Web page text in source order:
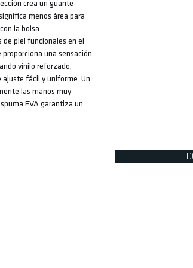
crea un guante
menos área para
la bolsa.
de piel funcionales en el
una sensación
vinilo reforzado,
ajuste fácil y uniforme. Un
las manos muy
EVA garantiza un